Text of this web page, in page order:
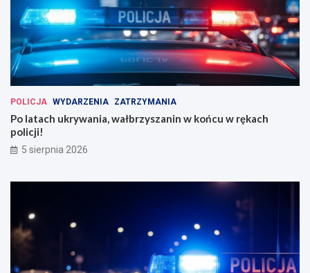
POLICJA WYDARZENIA ZATRZYMANIA
Po latach ukrywania, wałbrzyszanin w końcu w rękach
policji!
5 sierpnia 2026